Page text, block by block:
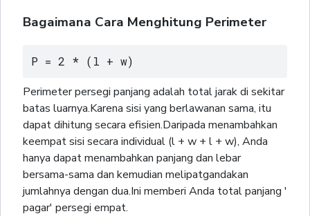
Bagaimana Cara Menghitung Perimeter
P = 2 * (l + w)
Perimeter persegi panjang adalah total jarak di sekitar
batas luarnya.Karena sisi yang berlawanan sama, itu
dapat dihitung secara efisien.Daripada menambahkan
keempat sisi secara individual (l + w + l + w), Anda
hanya dapat menambahkan panjang dan lebar
bersama-sama dan kemudian melipatgandakan
jumlahnya dengan dua.Ini memberi Anda total panjang '
pagar' persegi empat.